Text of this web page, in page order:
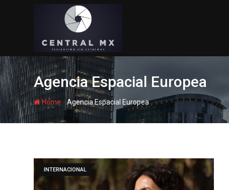
Agencia Espacial Europea
Home -Agencia Espacial Europea
INTERNACIONAL